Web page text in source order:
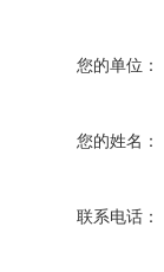
您的单位：
您的姓名：
联系电话：